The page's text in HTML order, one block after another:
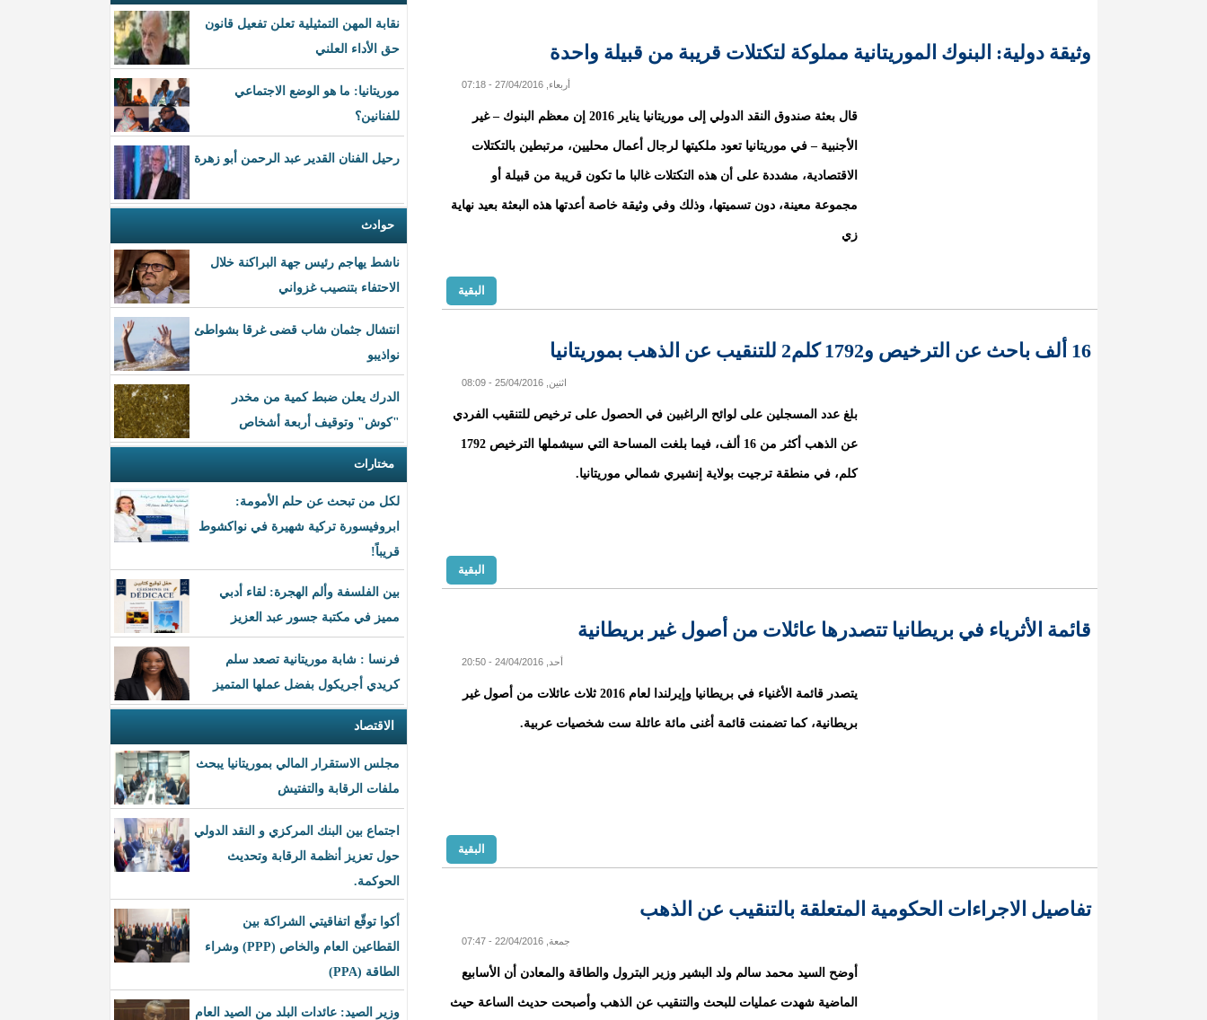
نقابة المهن التمثيلية تعلن تفعيل قانون
حق الأداء العلني
موريتانيا: ما هو الوضع الاجتماعي
للفنانين؟
رحيل الفنان القدير عبد الرحمن أبو زهرة
حوادث
ناشط يهاجم رئيس جهة البراكنة خلال
الاحتفاء بتنصيب غزواني
انتشال جثمان شاب قضى غرقا بشواطئ
نواذيبو
الدرك يعلن ضبط كمية من مخدر
"كوش" وتوقيف أربعة أشخاص
مختارات
لكل من تبحث عن حلم الأمومة:
ابروفيسورة تركية شهيرة في نواكشوط
قريباً!
بين الفلسفة وألم الهجرة: لقاء أدبي
مميز في مكتبة جسور عبد العزيز
فرنسا : شابة موريتانية تصعد سلم
كريدي أجريكول بفضل عملها المتميز
الاقتصاد
مجلس الاستقرار المالي بموريتانيا يبحث
ملفات الرقابة والتفتيش
اجتماع بين البنك المركزي و النقد الدولي
حول تعزيز أنظمة الرقابة وتحديث
الحوكمة.
أكوا توقّع اتفاقيتي الشراكة بين
القطاعين العام والخاص (PPP) وشراء
الطاقة (PPA)
وزير الصيد: عائدات البلد من الصيد العام
وثيقة دولية: البنوك الموريتانية مملوكة لتكتلات قريبة من قبيلة واحدة
أربعاء, 27/04/2016 - 07:18
قال بعثة صندوق النقد الدولي إلى موريتانيا يناير 2016 إن معظم البنوك – غير
الأجنبية – في موريتانيا تعود ملكيتها لرجال أعمال محليين، مرتبطين بالتكتلات
الاقتصادية، مشددة على أن هذه التكتلات غالبا ما تكون قريبة من قبيلة أو
مجموعة معينة، دون تسميتها، وذلك وفي وثيقة خاصة أعدتها هذه البعثة بعيد نهاية
زي
البقية
16 ألف باحث عن الترخيص و1792 كلم2 للتنقيب عن الذهب بموريتانيا
اثنين, 25/04/2016 - 08:09
بلغ عدد المسجلين على لوائح الراغبين في الحصول على ترخيص للتنقيب الفردي
عن الذهب أكثر من 16 ألف، فيما بلغت المساحة التي سيشملها الترخيص 1792
كلم، في منطقة ترجيت بولاية إنشيري شمالي موريتانيا.
البقية
قائمة الأثرياء في بريطانيا تتصدرها عائلات من أصول غير بريطانية
أحد, 24/04/2016 - 20:50
يتصدر قائمة الأغنياء في بريطانيا وإيرلندا لعام 2016 ثلاث عائلات من أصول غير
بريطانية، كما تضمنت قائمة أغنى مائة عائلة ست شخصيات عربية.
البقية
تفاصيل الاجراءات الحكومية المتعلقة بالتنقيب عن الذهب
جمعة, 22/04/2016 - 07:47
أوضح السيد محمد سالم ولد البشير وزير البترول والطاقة والمعادن أن الأسابيع
الماضية شهدت عمليات للبحث والتنقيب عن الذهب وأصبحت حديث الساعة حيث